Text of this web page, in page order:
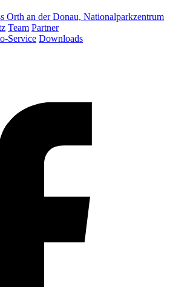
Orth an der Donau, Nationalparkzentrum
Team Partner
Service Downloads